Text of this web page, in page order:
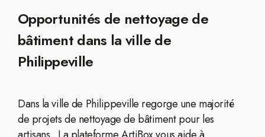
Opportunités de nettoyage de
bâtiment dans la ville de
Philippeville
Dans la ville de Philippeville regorge une majorité
de projets de nettoyage de bâtiment pour les